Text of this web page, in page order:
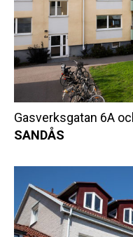
Gasverksgatan 6A
SANDÅS